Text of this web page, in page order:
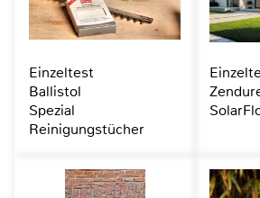
Einzeltest
Ballistol
Spezial
Reinigungstücher